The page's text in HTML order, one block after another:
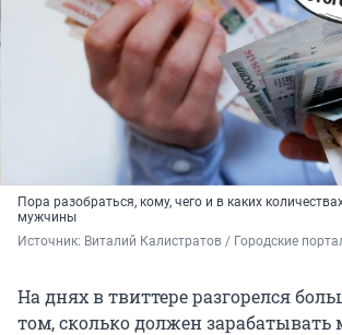
Пора разобраться, кому, чего и в каких
мужчины
Источник: Виталий Калистратов / Городские
На днях в твиттере разгорелся
том, сколько должен